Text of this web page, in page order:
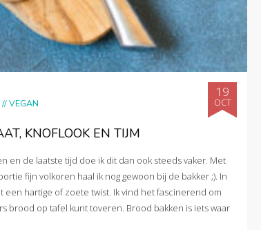
//VEGAN
19
OCT
KNOFLOOK EN TIJM
en de laatste tijd doe ik dit dan ook steeds vaker. Met
fijn volkoren haal ik nog gewoon bij de bakker ;). In
hartige of zoete twist. Ik vind het fascinerend om
op tafel kunt toveren. Brood bakken is iets waar